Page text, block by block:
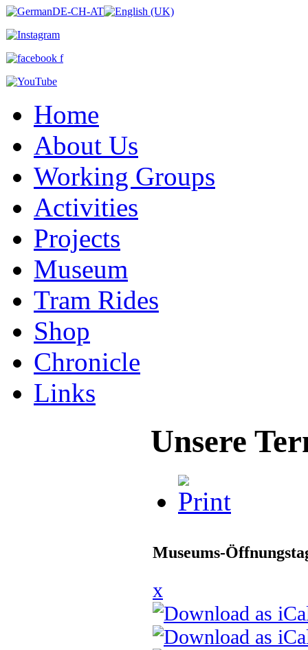
Home
About Us
Working Groups
Activities
Projects
Museum
Tram Rides
Shop
Chronicle
Links
Unsere
Museums-
x